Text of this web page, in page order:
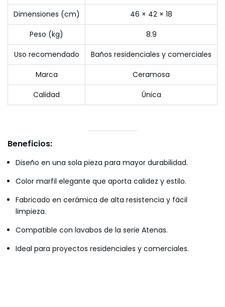
Dimensiones (cm)
46 × 42 × 18
Peso (kg)
8.9
Uso recomendado
Baños residenciales y comerciales
Marca
Ceramosa
Calidad
Única
Beneficios:
Diseño en una sola pieza para mayor durabilidad.
Color marfil elegante que aporta calidez y estilo.
Fabricado en cerámica de alta resistencia y fácil
limpieza.
Compatible con lavabos de la serie Atenas.
Ideal para proyectos residenciales y comerciales.